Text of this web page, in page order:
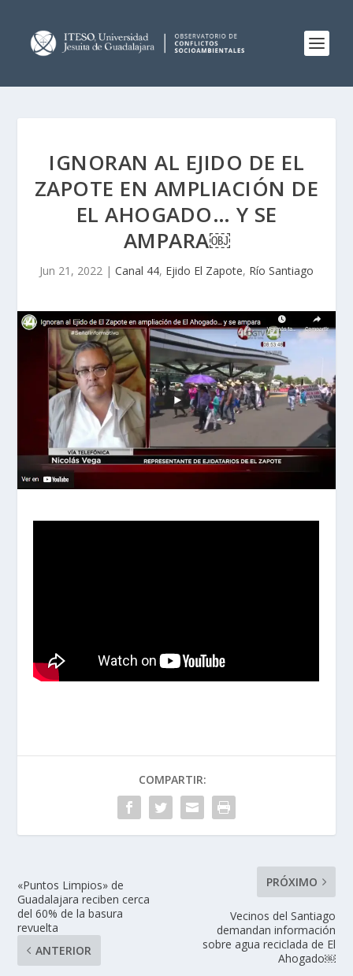
IGNORAN AL EJIDO DE EL
ZAPOTE EN AMPLIACIÓN DE
EL AHOGADO… Y SE
AMPARA￼
Jun 21, 2022 | Canal 44, Ejido El Zapote, Río Santiago
COMPARTIR:
«Puntos Limpios» de
Guadalajara reciben cerca
del 60% de la basura
revuelta
ANTERIOR
PRÓXIMO
Vecinos del Santiago
demandan información
sobre agua reciclada de El
Ahogado￼